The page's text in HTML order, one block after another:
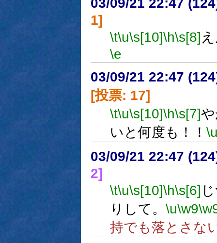
03/09/21 22:47
1]
\t\u\s[10]\h\s[8]
\e
03/09/21 22:47
[投票: 17]
\t\u\s[10]\h\s[7]
いと何度も！！
03/09/21 22:47
2]
\t\u\s[10]\h\s[6]
りして。 \u\w9
持でも落とさな